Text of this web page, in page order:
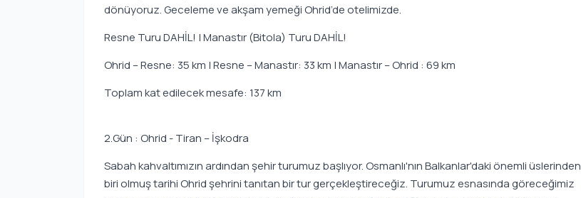
dönüyoruz. Geceleme ve akşam yemeği Ohrid’de otelimizde.
Resne Turu DAHİL! | Manastır (Bitola) Turu DAHİL!
Ohrid – Resne: 35 km | Resne – Manastır: 33 km | Manastır – Ohrid : 69 km
Toplam kat edilecek mesafe: 137 km
2.Gün : Ohrid - Tiran – İşkodra
Sabah kahvaltımızın ardından şehir turumuz başlıyor. Osmanlı'nın Balkanlar'daki önemli üslerinden
biri olmuş tarihi Ohrid şehrini tanıtan bir tur gerçekleştireceğiz. Turumuz esnasında göreceğimiz